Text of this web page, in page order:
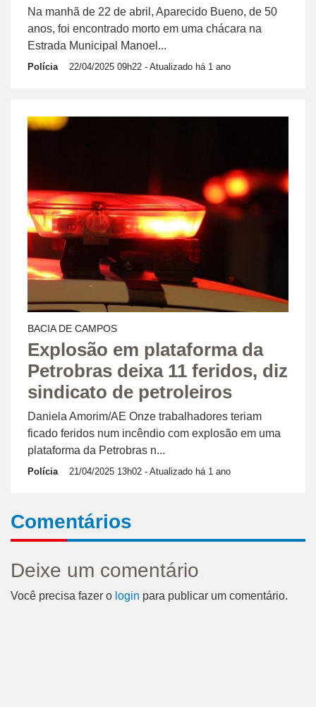
Na manhã de 22 de abril, Aparecido Bueno, de 50
anos, foi encontrado morto em uma chácara na
Estrada Municipal Manoel...
Polícia 22/04/2025 09h22 - Atualizado há 1 ano
BACIA DE CAMPOS
Explosão em plataforma da
Petrobras deixa 11 feridos, diz
sindicato de petroleiros
Daniela Amorim/AE Onze trabalhadores teriam
ficado feridos num incêndio com explosão em uma
plataforma da Petrobras n...
Polícia 21/04/2025 13h02 - Atualizado há 1 ano
Comentários
Deixe um comentário
Você precisa fazer o login para publicar um comentário.